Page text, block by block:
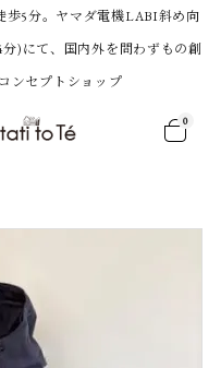
歩5分。ヤマダ電機LABI斜め向
)にて、国内外を問わずもの創
ンセプトショップ
0
録